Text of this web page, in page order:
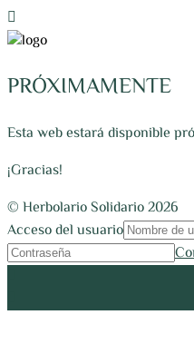
PRÓXIMAMENTE
Esta web estará disponible
¡Gracias!
© Herbolario Solidario 2026
Acceso del usuario